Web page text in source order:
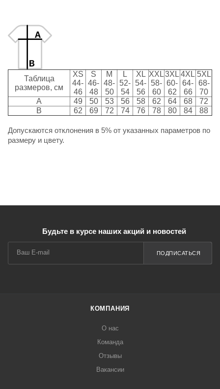
Таблица
размеров, см
XS
44-
46
S
46-
48
M
48-
50
L
52-
54
XL
54-
56
XXL
58-
60
3XL
60-
62
4XL
64-
66
5XL
68-
70
A
49 50 53 56 58 62 64 68
72
B
62 69 72 74 76 78 80 84 88
Допускаются отклонения в 5% от указанных параметров по
размеру и цвету.
Будьте в курсе наших акций и новостей
ПОДПИСАТЬСЯ
КОМПАНИЯ
О нас
Команда
Отзывы
Вакансии